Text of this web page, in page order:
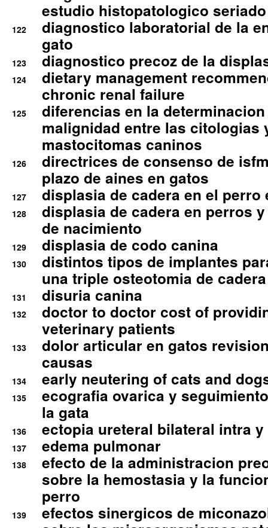
estudio histopatologico seriado
122
diagnostico laboratorial de la
gato
123 diagnostico precoz de la
124
dietary management
chronic renal failure
125
diferencias en la
malignidad entre las citologias
mastocitomas caninos
126
directrices de consenso de
plazo de aines en gatos
127 displasia de cadera en el perro
128
displasia de cadera en perros
de nacimiento
129 displasia de codo canina
130
distintos tipos de implantes
una triple osteotomia de cadera
131 disuria canina
132
doctor to doctor cost of
veterinary patients
133
dolor articular en gatos
causas
134 early neutering of cats and
135
ecografia ovarica y
la gata
136 ectopia ureteral bilateral intra
137 edema pulmonar
138
efecto de la administracion
sobre la hemostasia y la
perro
139
efectos sinergicos de